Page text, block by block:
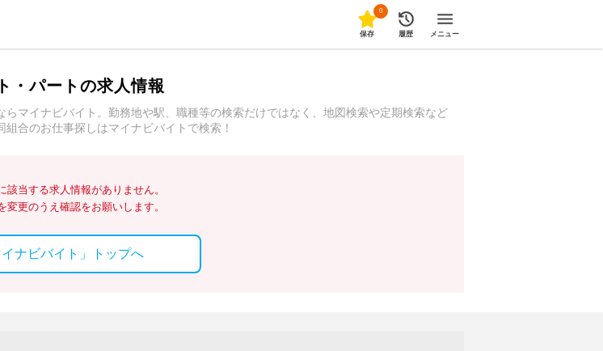
0
保存 履歴 メニュー
・パートの求人情報
マイナビバイト。勤務地や駅、職種等の検索だけではなく、地図検索や定期検索など
合のお仕事探しはマイナビバイトで検索！
該当する求人情報がありません。
変更のうえ確認をお願いします。
イナビバイト」トップへ